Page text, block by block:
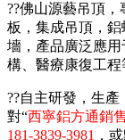
??佛山源藝吊頂
板，集成吊頂，
墻，產品廣泛應
構、醫療康復工程
??自主研發，生
對“西寧鋁方通銷售
181-3839-3981 ，